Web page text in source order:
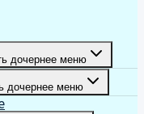
дочернее меню
дочернее меню